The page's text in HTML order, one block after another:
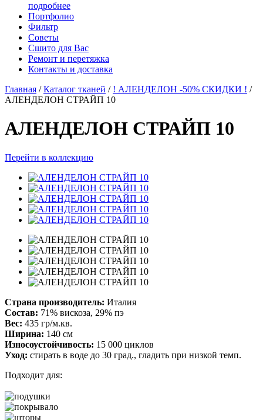
подробнее
Портфолио
Фильтр
Советы
Сшито для Вас
Ремонт и перетяжка
Контакты и доставка
Главная / Каталог тканей / ! АЛЕНДЕЛОН -50% СКИДКИ ! /
АЛЕНДЕЛОН СТРАЙП 10
АЛЕНДЕЛОН СТРАЙП 10
Перейти в коллекцию
Страна производитель: Италия
Состав: 71% вискоза, 29% пэ
Вес: 435 гр/м.кв.
Ширина: 140 см
Износоустойчивость: 15 000 циклов
Уход: стирать в воде до 30 град., гладить при низкой темп.
Подходит для: